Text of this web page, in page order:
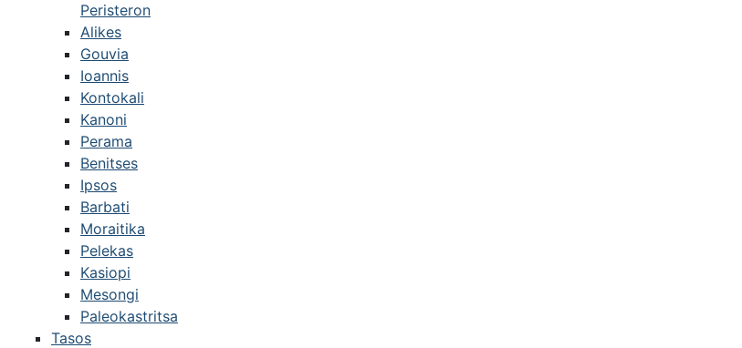
Peristeron
Alikes
Gouvia
Ioannis
Kontokali
Kanoni
Perama
Benitses
Ipsos
Barbati
Moraitika
Pelekas
Kasiopi
Mesongi
Paleokastritsa
Tasos